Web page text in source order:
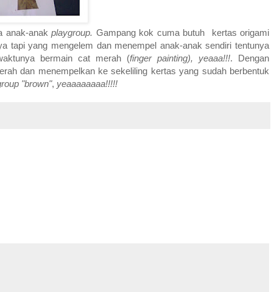
anak-anakplaygroup. Gampang kok cuma butuh kertas origami
tapi yang mengelem dan menempel anak-anak sendiri tentunya
bermain cat merah (finger painting), yeaaa!!!. Dengan
dan menempelkan ke sekeliling kertas yang sudah berbentuk
"brown", yeaaaaaaaa!!!!!